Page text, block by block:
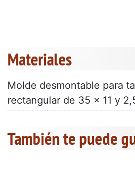
Materiales
Molde desmontable para
rectangular de 35 x 11 y
También te puede